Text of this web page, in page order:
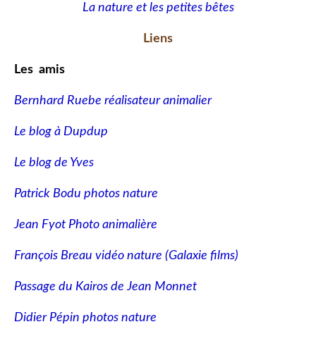
La nature et les petites bêtes
Liens
Les amis
Bernhard Ruebe réalisateur animalier
Le blog à Dupdup
Le blog de Yves
Patrick Bodu photos nature
Jean Fyot Photo animalière
François Breau vidéo nature (Galaxie films)
Passage du Kairos de Jean Monnet
Didier Pépin photos nature